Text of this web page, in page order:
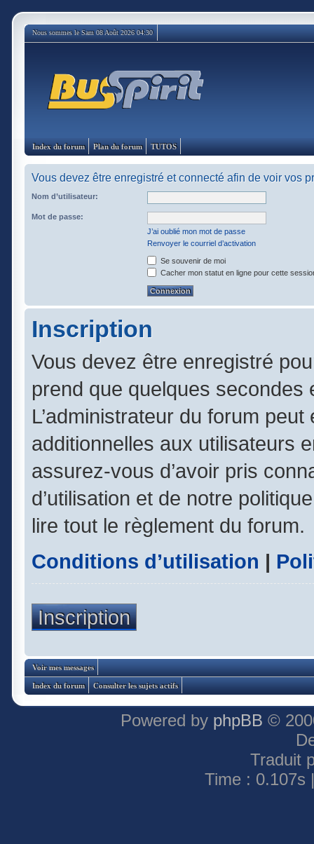
Nous sommes le Sam 08 Août 2026 04:30
Index du forum Plan du forum TUTOS
Vous devez être enregistré et connecté afin de voir vos
Nom d’utilisateur:
Mot de passe:
J’ai oublié mon mot de passe
Renvoyer le courriel d’activation
Se souvenir de moi
Cacher mon statut en ligne pour cette
Inscription
Vous devez être enregistré
prend que quelques
L’administrateur du forum
additionnelles aux utilisateurs
assurez-vous d’avoir pris
d’utilisation et de notre
lire tout le règlement du forum.
Conditions d’utilisation |
Inscription
Voir mes messages
Index du forum Consulter les sujets actifs
Powered by phpBB ©
Traduit
Time : 0.107s